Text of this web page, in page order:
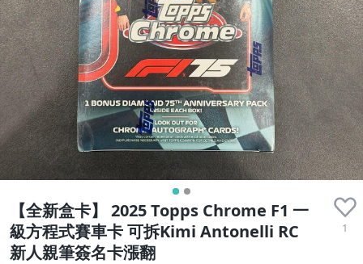
【全新盒卡】 2025 Topps Chrome F1 一
級方程式賽車卡 可拆Kimi Antonelli RC
新人親筆簽名卡漲翻
1